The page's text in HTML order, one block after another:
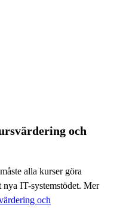
och
alla kurser göra
IT-systemstödet. Mer
och